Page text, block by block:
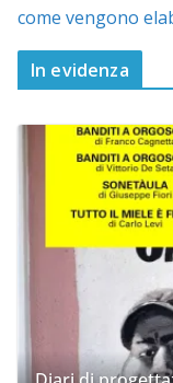
come vengono
In evidenza